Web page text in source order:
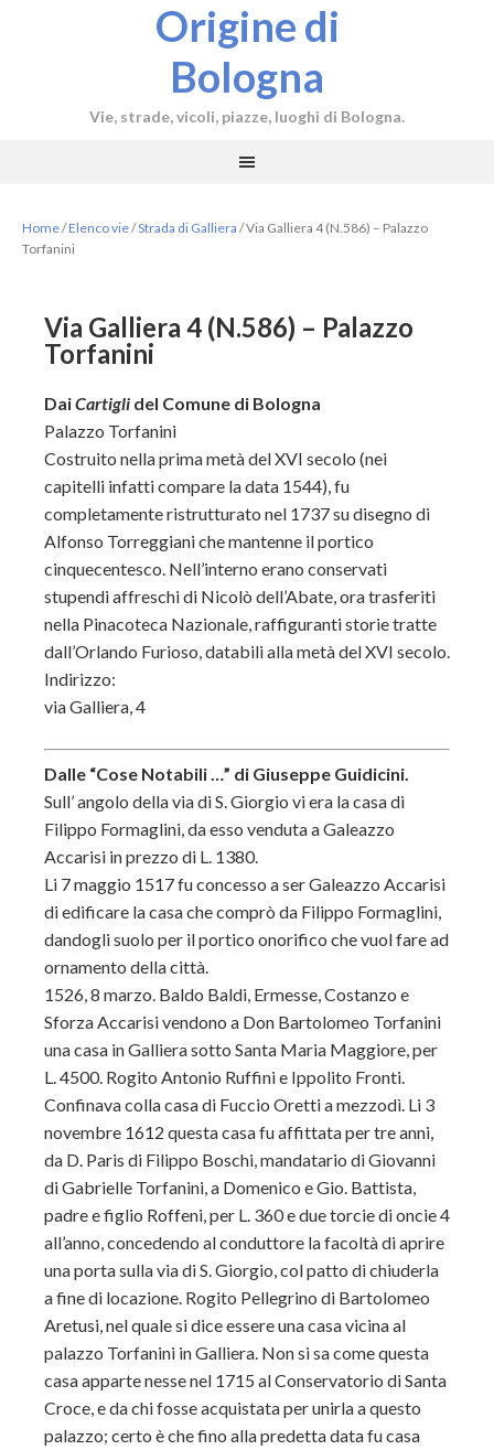
Origine di
Bologna
Vie, strade, vicoli, piazze, luoghi di Bologna.
Home/Elenco vie/Strada di Galliera /Via Galliera 4 (N.586) – Palazzo
Torfanini
Via Galliera 4 (N.586) – Palazzo
Torfanini
DaiCartigli del Comune di Bologna
Palazzo Torfanini
Costruito nella prima metà del XVI secolo (nei
capitelli infatti compare la data 1544), fu
completamente ristrutturato nel 1737 su disegno di
Alfonso Torreggiani che mantenne il portico
cinquecentesco. Nell’interno erano conservati
stupendi affreschi di Nicolò dell’Abate, ora trasferiti
nella Pinacoteca Nazionale, raffiguranti storie tratte
dall’Orlando Furioso, databili alla metà del XVI secolo.
Indirizzo:
via Galliera, 4
Dalle “Cose Notabili …” di Giuseppe Guidicini.
Sull’ angolo della via di S. Giorgio vi era la casa di
Filippo Formaglini, da esso venduta a Galeazzo
Accarisi in prezzo di L. 1380.
Li 7 maggio 1517 fu concesso a ser Galeazzo Accarisi
di edificare la casa che comprò da Filippo Formaglini,
dandogli suolo per il portico onorifico che vuol fare ad
ornamento della città.
1526, 8 marzo. Baldo Baldi, Ermesse, Costanzo e
Sforza Accarisi vendono a Don Bartolomeo Torfanini
una casa in Galliera sotto Santa Maria Maggiore, per
L. 4500. Rogito Antonio Ruffini e Ippolito Fronti.
Confinava colla casa di Fuccio Oretti a mezzodì. Li 3
novembre 1612 questa casa fu affittata per tre anni,
da D. Paris di Filippo Boschi, mandatario di Giovanni
di Gabrielle Torfanini, a Domenico e Gio. Battista,
padre e figlio Roffeni, per L. 360 e due torcie di oncie 4
all’anno, concedendo al conduttore la facoltà di aprire
una porta sulla via di S. Giorgio, col patto di chiuderla
a fine di locazione. Rogito Pellegrino di Bartolomeo
Aretusi, nel quale si dice essere una casa vicina al
palazzo Torfanini in Galliera. Non si sa come questa
casa apparte nesse nel 1715 al Conservatorio di Santa
Croce, e da chi fosse acquistata per unirla a questo
palazzo; certo è che fino alla predetta data fu casa